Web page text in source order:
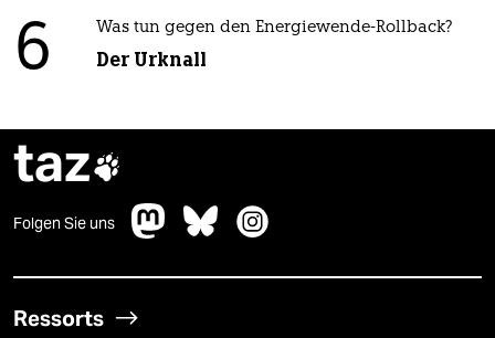
6 Was tun gegen den Energiewende-Rollback?
Der Urknall
taz
Folgen Sie uns
Ressorts